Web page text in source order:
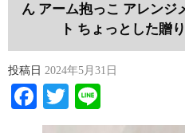
ん アーム抱っこ アレンジ
ト ちょっとした贈
投稿日 2024年5月31日
Facebook
Twitter